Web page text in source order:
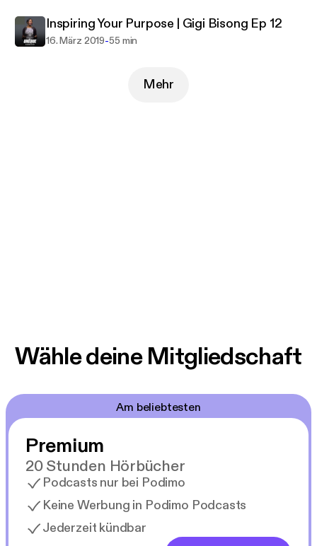
Inspiring Your Purpose | Gigi Bisong Ep 12
16. März 2019-55 min
Mehr
Wähle deine Mitgliedschaft
Am beliebtesten
Premium
20 Stunden Hörbücher
Podcasts nur bei Podimo
Keine Werbung in Podimo Podcasts
Jederzeit kündbar